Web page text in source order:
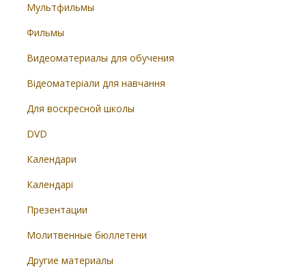
Мультфильмы
Фильмы
Видеоматериалы для обучения
Відеоматеріали для навчання
Для воскресной школы
DVD
Календари
Календарі
Презентации
Молитвенные бюллетени
Другие материалы